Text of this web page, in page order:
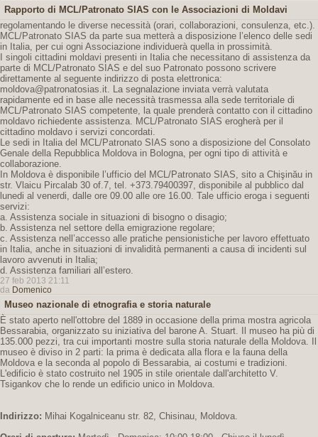
Rapporto di MCL/Patronato SIAS con le Associazioni di Moldavi
regolamentando le diverse necessità (orari, collaborazioni, consulenza, etc.).
MCL/Patronato SIAS da parte sua metterà a disposizione l’elenco delle sedi
in Italia, per cui ogni Associazione individuerà quella in prossimità.
I singoli cittadini moldavi presenti in Italia che necessitano di assistenza da
parte di MCL/Patronato SIAS e del suo Patronato possono scrivere
direttamente al seguente indirizzo di posta elettronica:
moldova@patronatosias.it. La segnalazione inviata verrà valutata
rapidamente ed in base alle necessità trasmessa alla sede territoriale di
MCL/Patronato SIAS competente, la quale prenderà contatto con il cittadino
moldavo richiedente assistenza. MCL/Patronato SIAS erogherà per il
cittadino moldavo i servizi concordati.
Le sedi in Italia del MCL/Patronato SIAS sono a disposizione del Consolato
Genale della Repubblica Moldova in Bologna, per ogni tipo di attività e
collaborazione.
In Moldova è disponibile l’ufficio del MCL/Patronato SIAS, sito a Chişinău in
str. Vlaicu Pircalab 30 of.7, tel. +373.79400397, disponibile al pubblico dal
lunedi al venerdi, dalle ore 09.00 alle ore 16.00. Tale ufficio eroga i seguenti
servizi:
a. Assistenza sociale in situazioni di bisogno o disagio;
b. Assistenza nel settore della emigrazione regolare;
c. Assistenza nell’accesso alle pratiche pensionistiche per lavoro effettuato
in Italia, anche in situazioni di invalidità permanenti a causa di incidenti sul
lavoro avvenuti in Italia;
d. Assistenza familiari all’estero.
27 feb 2013 21:11
da Domenico
Museo nazionale di etnografia e storia naturale
È stato aperto nell'ottobre del 1889 in occasione della prima mostra agricola
Bessarabia, organizzato su iniziativa del barone A. Stuart. Il museo ha più di
135.000 pezzi, tra cui importanti mostre sulla storia naturale della Moldova. Il
museo è diviso in 2 parti: la prima è dedicata alla flora e la fauna della
Moldova e la seconda al popolo di Bessarabia, ai costumi e tradizioni.
L'edificio è stato costruito nel 1905 in stile orientale dall'architetto V.
Tsigankov che lo rende un edificio unico in Moldova.
Indirizzo: Mihai Kogalniceanu str. 82, Chisinau, Moldova.